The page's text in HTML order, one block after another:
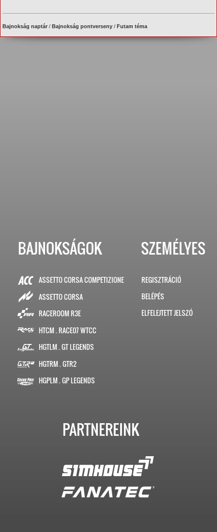
Bajnokság naptár /Bajnokság pontverseny /Futam téma
BAJNOKSÁGOK
ASSETTO CORSA COMPETIZIONE
ASSETTO CORSA
RACEROOM R3E
HTCM . RACE07 WTCC
HGTLM . GT LEGENDS
HGTRM . GTR2
HGPLM . GP LEGENDS
SZEMÉLYES
REGISZTRÁCIÓ
BELÉPÉS
ELFELEJTETT JELSZÓ
PARTNEREINK